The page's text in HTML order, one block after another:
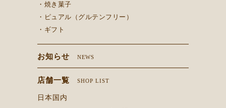
・焼き菓子
・ピュアル（グルテンフリー）
・ギフト
お知らせ NEWS
店舗一覧 SHOP LIST
日本国内